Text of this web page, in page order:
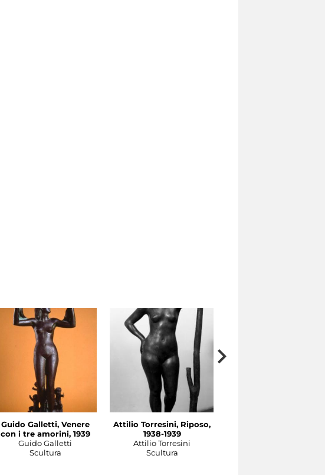
Guido Galletti, Venere
con i tre amorini, 1939
Guido Galletti
Scultura
Attilio Torresini, Riposo,
1938-1939
Attilio Torresini
Scultura